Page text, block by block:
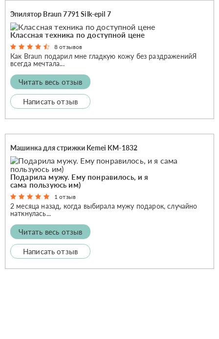
Эпилятор Braun 7791 Silk-epil 7
Классная техника по доступной цене
8 отзывов
Как Braun подарил мне гладкую кожу без раздраженийЯ
всегда мечтала...
Читать весь отзыв
Написать отзыв
Машинка для стрижки Kemei KM-1832
Подарила мужу. Ему понравилось, и я
сама пользуюсь им)
1 отзыв
2 месяца назад, когда выбирала мужу подарок, случайно
наткнулась...
Читать весь отзыв
Написать отзыв